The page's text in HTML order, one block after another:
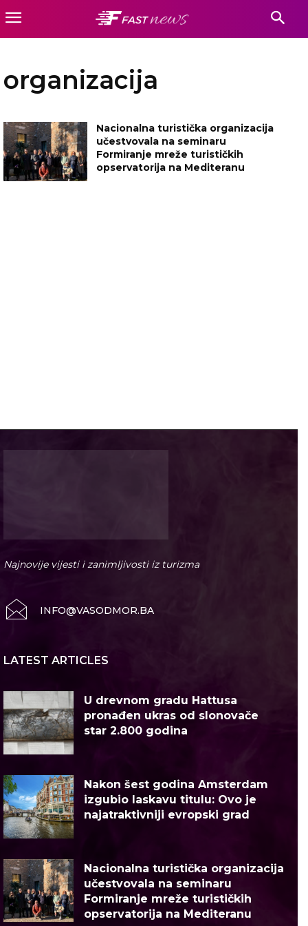
organizacija
Nacionalna turistička organizacija
učestvovala na seminaru
Formiranje mreže turističkih
opservatorija na Mediteranu
Najnovije vijesti i zanimljivosti iz turizma
INFO@VASODMOR.BA
LATEST ARTICLES
U drevnom gradu Hattusa
pronađen ukras od slonovače
star 2.800 godina
Nakon šest godina Amsterdam
izgubio laskavu titulu: Ovo je
najatraktivniji evropski grad
Nacionalna turistička organizacija
učestvovala na seminaru
Formiranje mreže turističkih
opservatorija na Mediteranu